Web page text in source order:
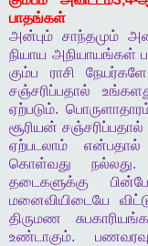
பாதங்கள்
அன்பும் சாந்தமும்
நியாய அநியாயங்கள்
கும்ப
ராசி நேயர்களே
சஞ்சரிப்பதால்
ஏற்படும்.
சூரியன் சஞ்சரிப்பதால்
ஏற்படலாம்
என்பதால்
கொள்வது
நல்லது.
தடைகளுக்கு
பின்பே
மனைவியிடையே
திருமண
உண்டாகும்.